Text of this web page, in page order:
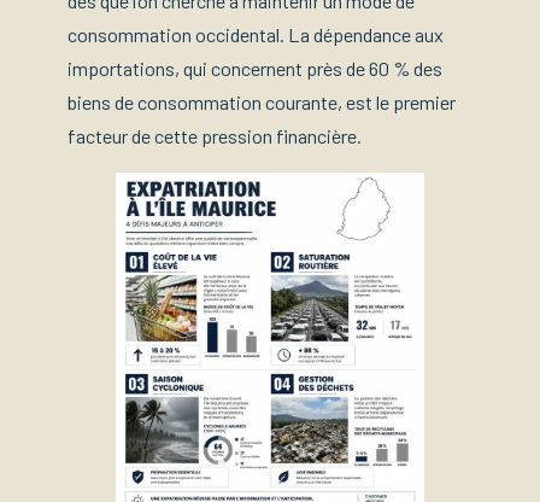
consommation occidental. La dépendance aux
importations, qui concernent près de 60 % des
biens de consommation courante, est le premier
facteur de cette pression financière.